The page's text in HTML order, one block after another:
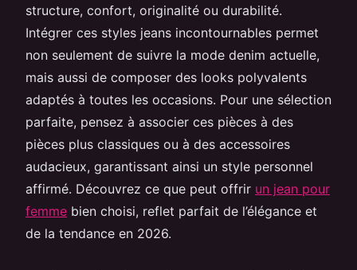
structure, confort, originalité ou durabilité.
Intégrer ces styles jeans incontournables permet
non seulement de suivre la mode denim actuelle,
mais aussi de composer des looks polyvalents
adaptés à toutes les occasions. Pour une sélection
parfaite, pensez à associer ces pièces à des
pièces plus classiques ou à des accessoires
audacieux, garantissant ainsi un style personnel
affirmé. Découvrez ce que peut offrir un jean pour
femme bien choisi, reflet parfait de l’élégance et
de la tendance en 2026.